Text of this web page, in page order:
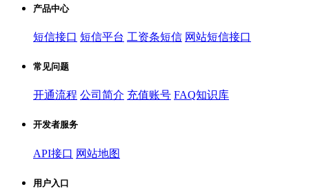
产品中心
短信接口 短信平台 工资条短信 网站短信接口
常见问题
开通流程 公司简介 充值账号 FAQ知识库
开发者服务
API接口 网站地图
用户入口